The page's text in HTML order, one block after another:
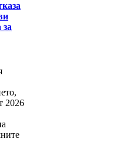
2026